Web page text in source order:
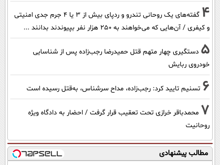
4
گفته‌های یک روحانی تندرو و ردپای بیش از ۳ یا ۴ جرم جدی امنیتی
و کیفری / آن‌هایی که می‌خواهند به ۲۵۰ هزار نفر بپیوندند بدانند ...
5 دستگیری چهار متهم قتل حمیدرضا رجب‌زاده پس از شناسایی
خودروی ربایش
6 تسنیم تایید کرد: رجب‌زاده، مداح سرشناس، به‌قتل رسیده است
7 محمدباقر خرازی تحت تعقیب قرار گرفت / احضار به دادگاه ویژه
روحانیت
مطالب پیشنهادی